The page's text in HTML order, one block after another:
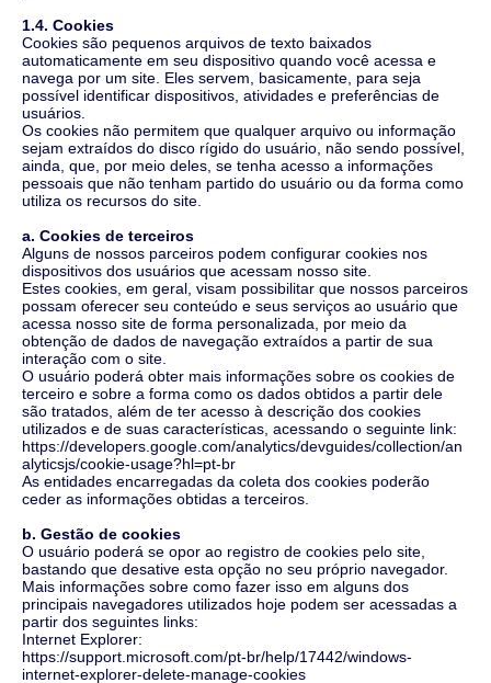
1.4. Cookies
Cookies são pequenos arquivos de texto baixados
automaticamente em seu dispositivo quando você acessa e
navega por um site. Eles servem, basicamente, para seja
possível identificar dispositivos, atividades e preferências de
usuários.
Os cookies não permitem que qualquer arquivo ou informação
sejam extraídos do disco rígido do usuário, não sendo possível,
ainda, que, por meio deles, se tenha acesso a informações
pessoais que não tenham partido do usuário ou da forma como
utiliza os recursos do site.
a. Cookies de terceiros
Alguns de nossos parceiros podem configurar cookies nos
dispositivos dos usuários que acessam nosso site.
Estes cookies, em geral, visam possibilitar que nossos parceiros
possam oferecer seu conteúdo e seus serviços ao usuário que
acessa nosso site de forma personalizada, por meio da
obtenção de dados de navegação extraídos a partir de sua
interação com o site.
O usuário poderá obter mais informações sobre os cookies de
terceiro e sobre a forma como os dados obtidos a partir dele
são tratados, além de ter acesso à descrição dos cookies
utilizados e de suas características, acessando o seguinte link:
https://developers.google.com/analytics/devguides/collection/an
alyticsjs/cookie-usage?hl=pt-br
As entidades encarregadas da coleta dos cookies poderão
ceder as informações obtidas a terceiros.
b. Gestão de cookies
O usuário poderá se opor ao registro de cookies pelo site,
bastando que desative esta opção no seu próprio navegador.
Mais informações sobre como fazer isso em alguns dos
principais navegadores utilizados hoje podem ser acessadas a
partir dos seguintes links:
Internet Explorer:
https://support.microsoft.com/pt-br/help/17442/windows-
internet-explorer-delete-manage-cookies